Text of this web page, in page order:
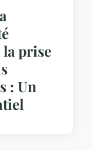
prise
: Un